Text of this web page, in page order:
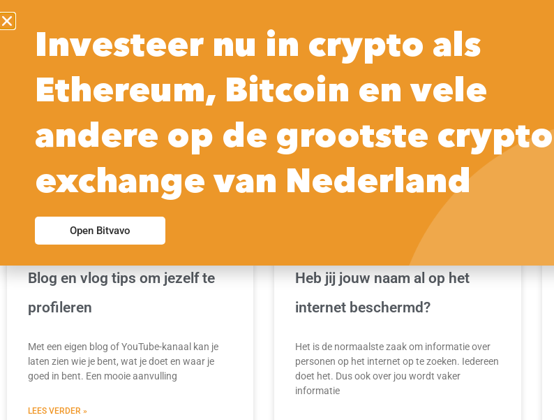
ONLINE SOLLICITEREN | VERGROOT JOUW KANS
OP EEN BAAN
Blog en vlog tips om jezelf te
profileren
Met een eigen blog of YouTube-kanaal kan je
laten zien wie je bent, wat je doet en waar je
goed in bent. Een mooie aanvulling
LEES VERDER »
ONLINE IDENTITEIT | ARTIKELEN & INFORMATIE
Heb jij jouw naam al op het
internet beschermd?
Het is de normaalste zaak om informatie over
personen op het internet op te zoeken. Iedereen
doet het. Dus ook over jou wordt vaker
informatie
Investeer nu in crypto als
Ethereum, Bitcoin en vele
andere op de grootste crypto
exchange van Nederland
Open Bitvavo